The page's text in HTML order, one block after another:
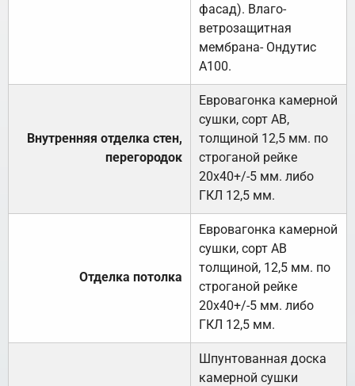
фасад). Влаго-
ветрозащитная
мембрана- Ондутис
А100.
Внутренняя отделка стен,
перегородок
Евровагонка камерной
сушки, сорт АВ,
толщиной 12,5 мм. по
строганой рейке
20х40+/-5 мм. либо
ГКЛ 12,5 мм.
Отделка потолка
Евровагонка камерной
сушки, сорт АВ
толщиной, 12,5 мм. по
строганой рейке
20х40+/-5 мм. либо
ГКЛ 12,5 мм.
Шпунтованная доска
камерной сушки